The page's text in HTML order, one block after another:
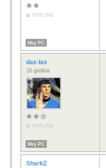
OFFLINE
Moj PC
dax-lax
15 godina
OFFLINE
Moj PC
SharkZ